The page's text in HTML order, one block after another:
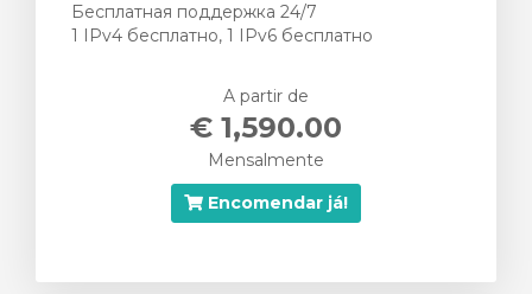
Бесплатная поддержка 24/7
1 IPv4 бесплатно, 1 IPv6 бесплатно
A partir de
€ 1,590.00
Mensalmente
Encomendar já!